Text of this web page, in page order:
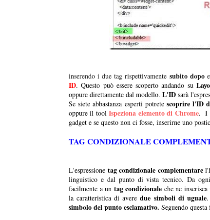
inserendo i due tag rispettivamente subito dopoe
ID. Questo può essere scoperto andando su
oppure direttamente dal modello. L'ID sarà
Se siete abbastanza esperti potrete scoprire l'ID
oppure il toolIspeziona elemento di Chrome. I
gadget e se questo non ci fosse, inserirne uno
TAG CONDIZIONALE
L'espressione tag condizionale complementare
linguistico e dal punto di vista tecnico. Da ogni
facilmente a un tag condizionale che ne inserisca
la caratteristica di averedue simboli di uguale.
simbolo del punto esclamativo. Seguendo